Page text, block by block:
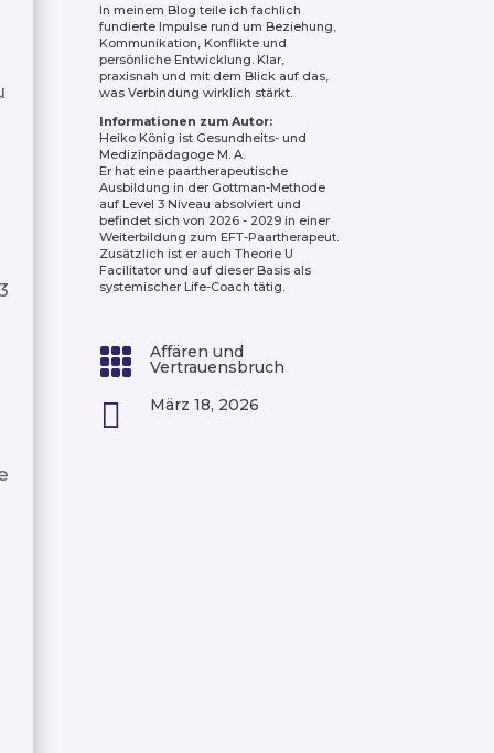
In meinem Blog teile ich fachlich
fundierte Impulse rund um Beziehung,
Kommunikation, Konflikte und
persönliche Entwicklung. Klar,
praxisnah und mit dem Blick auf das,
was Verbindung wirklich stärkt.
Informationen zum Autor:
Heiko König ist Gesundheits- und
Medizinpädagoge M. A.
Er hat eine paartherapeutische
Ausbildung in der Gottman-Methode
auf Level 3 Niveau absolviert und
befindet sich von 2026 - 2029 in einer
Weiterbildung zum EFT-Paartherapeut.
Zusätzlich ist er auch Theorie U
Facilitator und auf dieser Basis als
systemischer Life-Coach tätig.
 Affären und
Vertrauensbruch
 März 18, 2026